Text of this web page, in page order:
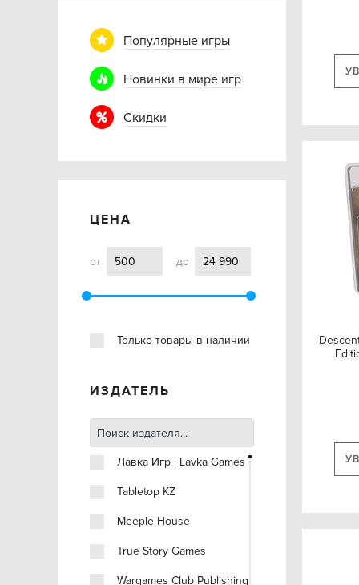
Популярные игры
Новинки в мире игр
Скидки
ЦЕНА
от до
Только товары в наличии
ИЗДАТЕЛЬ
Лавка Игр | Lavka Games
Tabletop KZ
Meeple House
True Story Games
Wargames Club Publishing